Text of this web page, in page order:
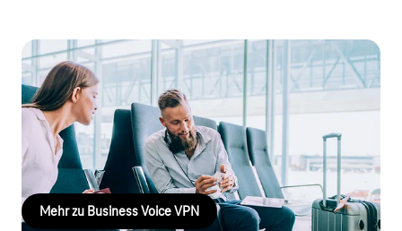
Business Voice VPN
Ein eigenes Unternehmens-Telefonnetz steigert die
Erreichbarkeit, senkt Kommunikationskosten und sorgt für
direkte, effiziente Verbindungen.
Mehr zu Business Voice VPN